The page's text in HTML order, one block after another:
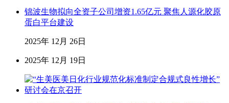
锦波生物拟向全资子公司增资1.65亿元 聚焦人源化胶原
蛋白平台建设
2025年 12月 26日
2025年 12月 19日